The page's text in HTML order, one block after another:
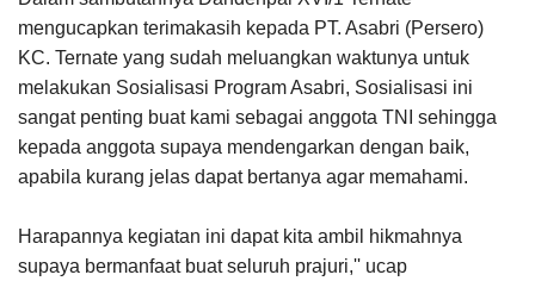
mengucapkan terimakasih kepada PT. Asabri (Persero)
KC. Ternate yang sudah meluangkan waktunya untuk
melakukan Sosialisasi Program Asabri, Sosialisasi ini
sangat penting buat kami sebagai anggota TNI sehingga
kepada anggota supaya mendengarkan dengan baik,
apabila kurang jelas dapat bertanya agar memahami.
Harapannya kegiatan ini dapat kita ambil hikmahnya
supaya bermanfaat buat seluruh prajuri,'' ucap